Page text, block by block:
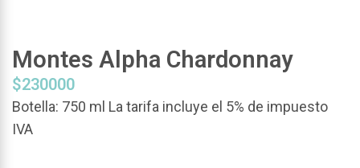
Montes Alpha Chardonnay
$230000
Botella: 750 ml La tarifa incluye el 5% de impuesto
IVA